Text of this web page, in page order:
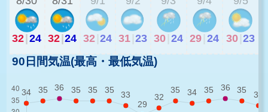
32|24 32|24 32 24 31 23 30 24 29 24 30 23
90日間気温(最高・最低気温)